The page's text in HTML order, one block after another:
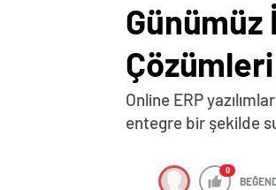
Günümüz
Çözümleri
Online ERP
entegre bir şekilde
0